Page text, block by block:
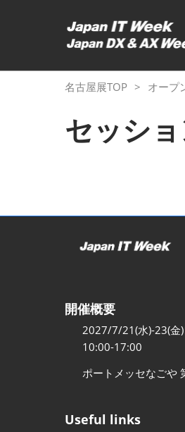
キ
ッ
て
む
名古屋展TOP オープ
セッシ
開催概要
2027/7/21(水)-23(金)
10:00-17:00
ポートメッセなごや
Useful links